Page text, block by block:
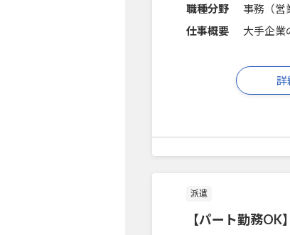
職種分野
事務（営
仕事概要
大手企業
詳
派遣
【パート勤務